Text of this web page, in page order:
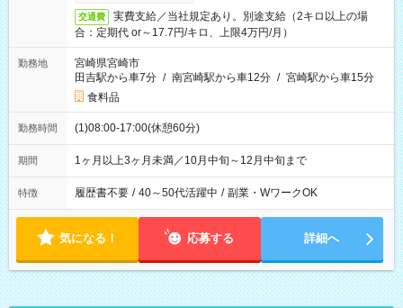
交通費
実費支給／当社規定あり。別途支給（2キロ以上の場
合：定期代 or～17.7円/キロ、上限4万円/月）
勤務地
宮崎県宮崎市
田吉駅から車7分 / 南宮崎駅から車12分 / 宮崎駅から車15分
食料品
勤務時間 (1)08:00-17:00(休憩60分)
期間 1ヶ月以上3ヶ月未満／10月中旬～12月中旬まで
特徴 履歴書不要 / 40～50代活躍中 / 副業・WワークOK
気になる！ 応募する 詳細へ